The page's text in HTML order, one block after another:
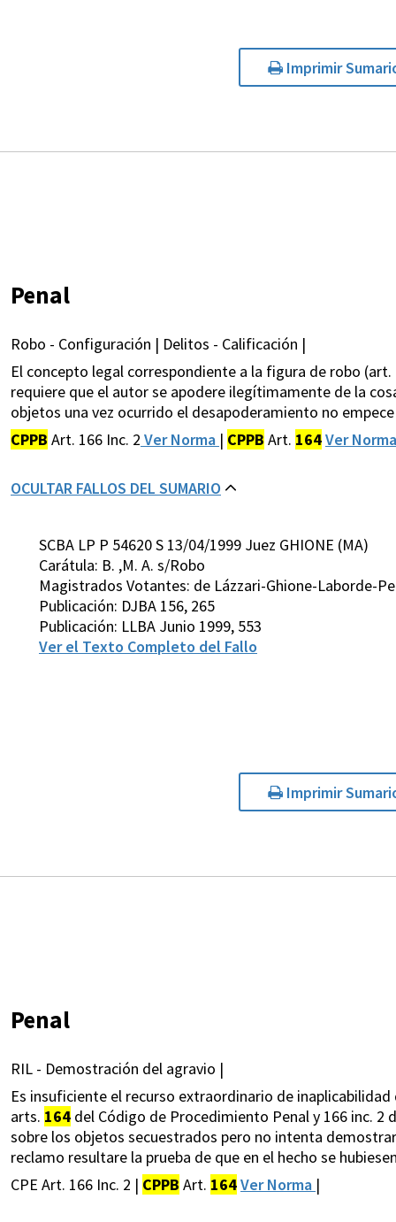
Imprimir
Penal
Robo - Configuración | Delitos - Calificación |
El concepto legal correspondiente a la figura de robo
requiere que el autor se apodere ilegítimamente de la
objetos una vez ocurrido el desapoderamiento no
CPPB Art. 166 Inc. 2 Ver Norma | CPPB Art. 164Ver
OCULTAR FALLOS DEL SUMARIO
SCBA LP P 54620 S 13/04/1999 Juez GHIONE (MA)
Carátula: B. ,M. A. s/Robo
Magistrados Votantes: de Lázzari-Ghione-Laborde-
Publicación: DJBA 156, 265
Publicación: LLBA Junio 1999, 553
Ver el Texto Completo del Fallo
Imprimir
Penal
RIL - Demostración del agravio |
Es insuficiente el recurso extraordinario de
arts. 164 del Código de Procedimiento Penal y 166 inc.
sobre los objetos secuestrados pero no intenta
reclamo resultare la prueba de que en el hecho se
CPE Art. 166 Inc. 2 | CPPB Art. 164Ver Norma |